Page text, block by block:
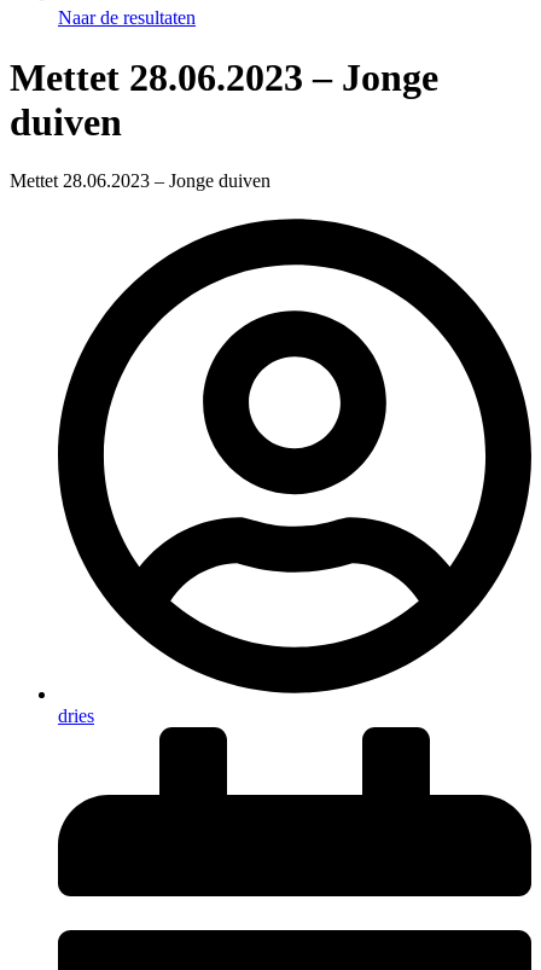
Naar de resultaten
Mettet 28.06.2023 – Jonge
duiven
Mettet 28.06.2023 – Jonge duiven
dries